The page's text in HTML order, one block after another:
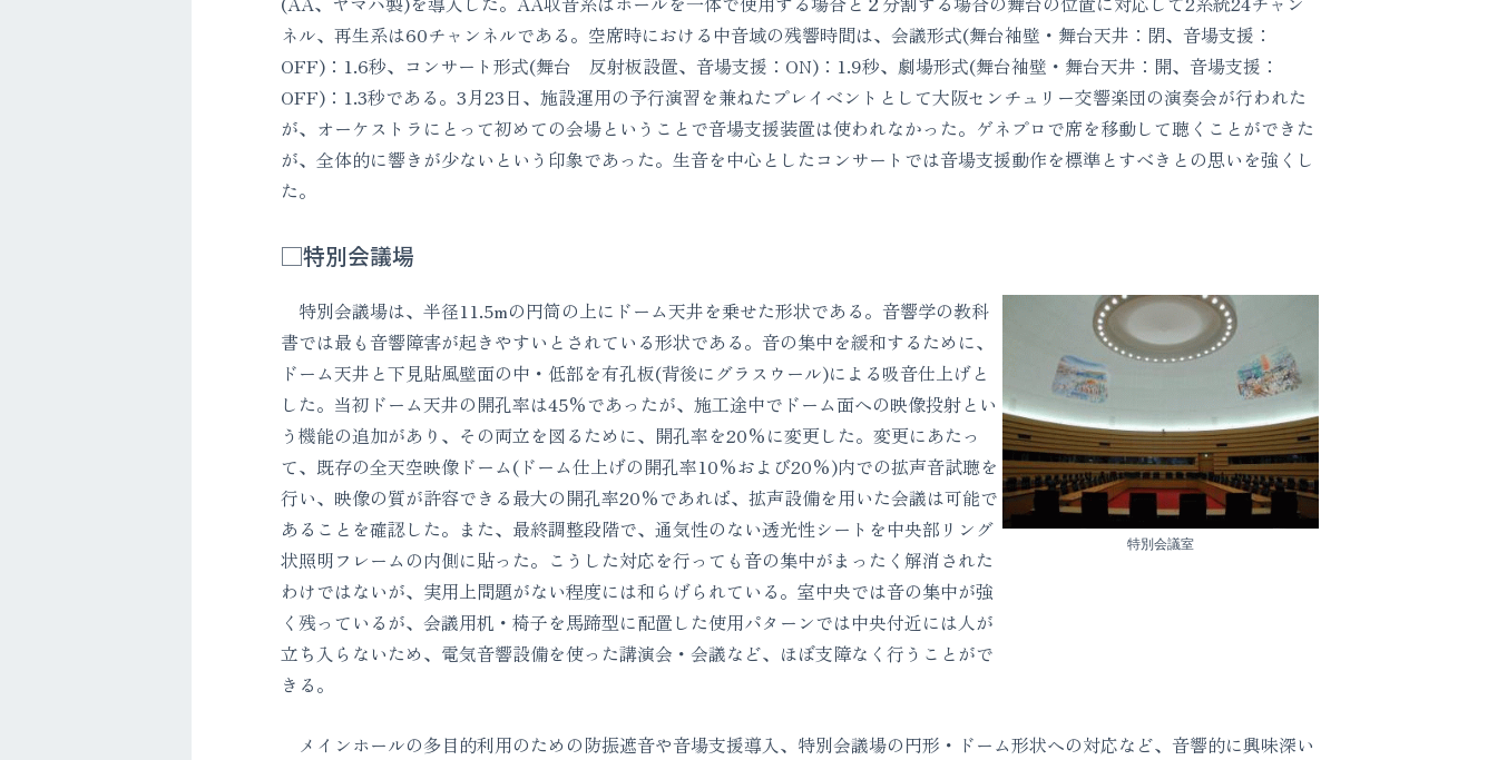
ネル、再生系は60チャンネルである。空席時における中音域の残響時間は、会議形式(舞台袖壁・舞台天井：閉、音場支援：
OFF)：1.6秒、コンサート形式(舞台 反射板設置、音場支援：ON)：1.9秒、劇場形式(舞台袖壁・舞台天井：開、音場支援：
OFF)：1.3秒である。3月23日、施設運用の予行演習を兼ねたプレイベントとして大阪センチュリー交響楽団の演奏会が行われた
が、オーケストラにとって初めての会場ということで音場支援装置は使われなかった。ゲネプロで席を移動して聴くことができた
が、全体的に響きが少ないという印象であった。生音を中心としたコンサートでは音場支援動作を標準とすべきとの思いを強くし
た。
□特別会議場
特別会議場は、半径11.5mの円筒の上にドーム天井を乗せた形状である。音響学の教科
書では最も音響障害が起きやすいとされている形状である。音の集中を緩和するために、
ドーム天井と下見貼風壁面の中・低部を有孔板(背後にグラスウール)による吸音仕上げと
した。当初ドーム天井の開孔率は45%であったが、施工途中でドーム面への映像投射とい
う機能の追加があり、その両立を図るために、開孔率を20%に変更した。変更にあたっ
て、既存の全天空映像ドーム(ドーム仕上げの開孔率10%および20%)内での拡声音試聴を
行い、映像の質が許容できる最大の開孔率20%であれば、拡声設備を用いた会議は可能で
あることを確認した。また、最終調整段階で、通気性のない透光性シートを中央部リング
状照明フレームの内側に貼った。こうした対応を行っても音の集中がまったく解消された
わけではないが、実用上問題がない程度には和らげられている。室中央では音の集中が強
く残っているが、会議用机・椅子を馬蹄型に配置した使用パターンでは中央付近には人が
立ち入らないため、電気音響設備を使った講演会・会議など、ほぼ支障なく行うことがで
きる。
特別会議室
メインホールの多目的利用のための防振遮音や音場支援導入、特別会議場の円形・ドーム形状への対応など、音響的に興味深い